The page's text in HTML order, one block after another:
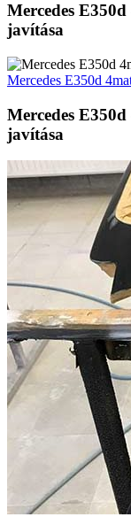
Mercedes
javítása
Mercedes E350d
Mercedes
javítása